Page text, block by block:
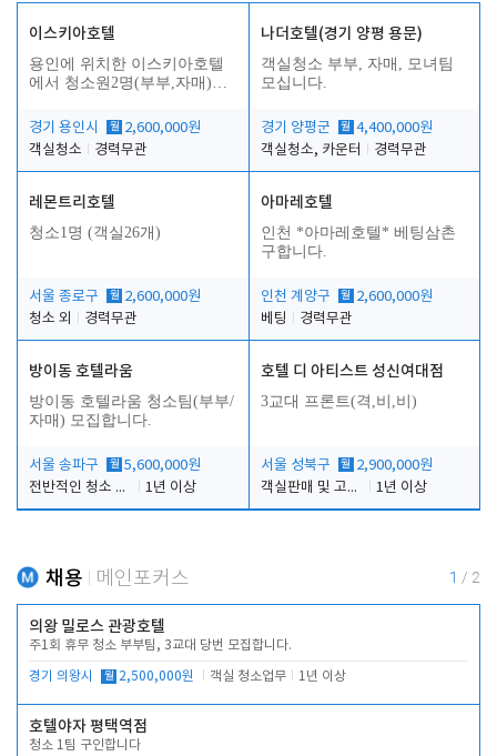
이스키아호텔
용인에 위치한 이스키아호텔
에서 청소원2명(부부,자매)을
경기 용인시
월 2,600,000원
객실청소
경력무관
나더호텔(경기 양평 용문)
객실청소 부부, 자매, 모녀팀
모십니다.
경기 양평군 월 4,400,000원
객실청소, 카운터
경력무관
레몬트리호텔
청소1명 (객실26개)
서울 종로구 월 2,600,000원
청소 외
경력무관
아마레호텔
인천 *아마레호텔* 베팅삼촌
구합니다.
인천 계양구 월 2,600,000원
베팅
경력무관
방이동 호텔라움
방이동 호텔라움 청소팀(부부/
자매) 모집합니다.
서울 송파구 월 5,600,000원
전반적인 청소 업무(객실청소.객실정리)
1년 이상
호텔 디 아티스트 성신여대점
3교대 프론트(격,비,비)
서울 성북구 월 2,900,000원
객실판매 및 고객응대
1년 이상
채용 메인포커스 1 / 2
의왕 밀로스 관광호텔
주1회 휴무 청소 부부팀, 3교대 당번 모집합니다.
경기 의왕시 월 2,500,000원 객실 청소업무 1년 이상
호텔야자 평택역점
청소 1팀 구인합니다